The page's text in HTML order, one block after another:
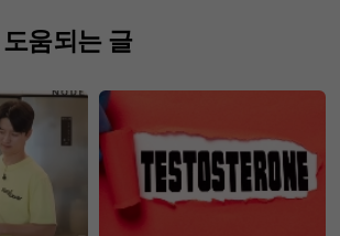
도움되는 글